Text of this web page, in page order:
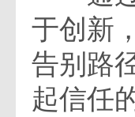
于创新
告别路
起信任